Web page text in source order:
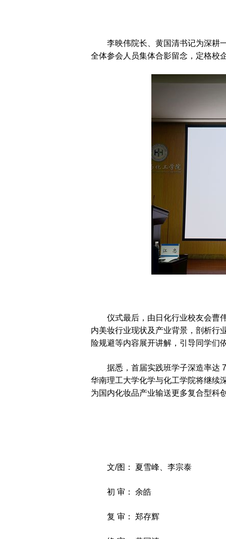
李映伟院长、黄国清书记为深耕
全体参会人员集体合影留念，定格校
仪式最后，由日化行业校友会曹
内美妆行业现状及产业背景，剖析行
险规避等内容展开讲解，引导同学们
据悉，首届实践班学子深造率达
华南理工大学化学与化工学院将继续
为国内化妆品产业输送更多复合型科
文/图： 夏雪峰、李宗泰
初 审： 余皓
复 审： 郑存辉